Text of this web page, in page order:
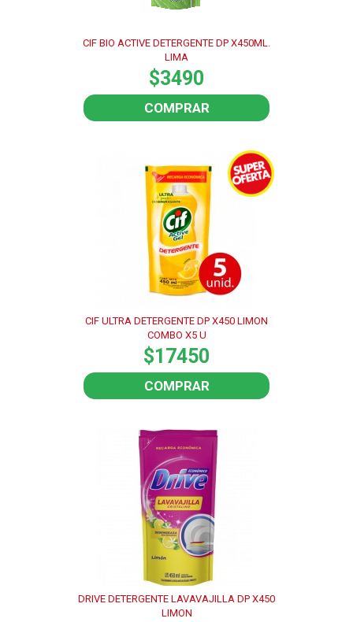
CIF BIO ACTIVE DETERGENTE DP X450ML.
LIMA
$3490
COMPRAR
CIF ULTRA DETERGENTE DP X450 LIMON
COMBO X5 U
$17450
COMPRAR
DRIVE DETERGENTE LAVAVAJILLA DP X450
LIMON